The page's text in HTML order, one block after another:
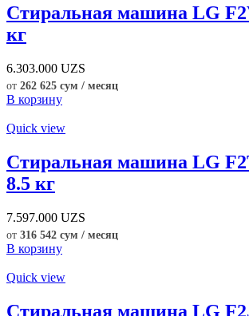
Стиральная машина LG
кг
6.303.000 UZS
от 262 625 сум / месяц
В корзину
Quick view
Стиральная машина LG
8.5 кг
7.597.000 UZS
от 316 542 сум / месяц
В корзину
Quick view
Стиральная машина LG